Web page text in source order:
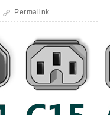
Permalink